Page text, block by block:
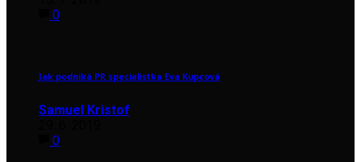
0
Jak podniká PR specialistka Eva Kupcová
Samuel Kristof
0